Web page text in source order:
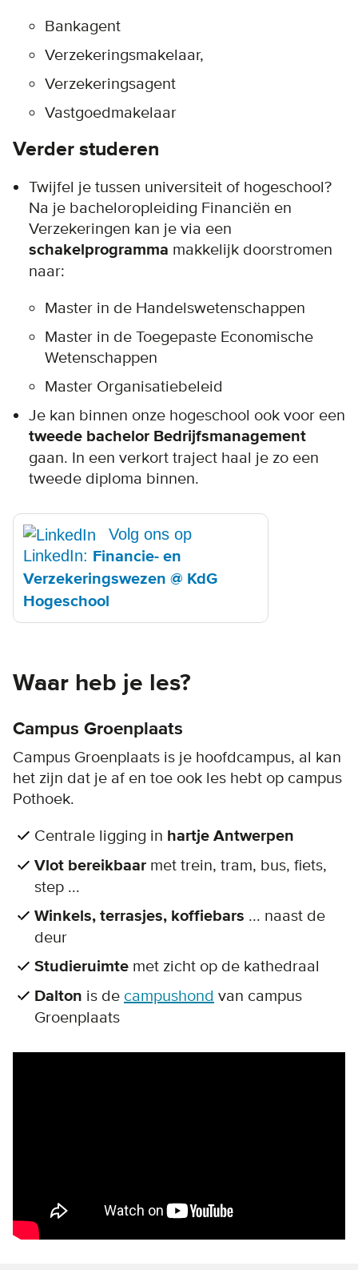
Bankagent
Verzekeringsmakelaar,
Verzekeringsagent
Vastgoedmakelaar
Verder studeren
Twijfel je tussen universiteit of hogeschool?
Na je bacheloropleiding Financiën en
Verzekeringen kan je via een
schakelprogramma makkelijk doorstromen
naar:
Master in de Handelswetenschappen
Master in de Toegepaste Economische
Wetenschappen
Master Organisatiebeleid
Je kan binnen onze hogeschool ook voor een
tweede bachelor Bedrijfsmanagement
gaan. In een verkort traject haal je zo een
tweede diploma binnen.
Volg ons op
LinkedIn: Financie- en
Verzekeringswezen @ KdG
Hogeschool
Waar heb je les?
Campus Groenplaats
Campus Groenplaats is je hoofdcampus, al kan
het zijn dat je af en toe ook les hebt op campus
Pothoek.
Centrale ligging in hartje Antwerpen
Vlot bereikbaar met trein, tram, bus, fiets,
step ...
Winkels, terrasjes, koffiebars ... naast de
deur
Studieruimte met zicht op de kathedraal
Dalton is de campushond van campus
Groenplaats